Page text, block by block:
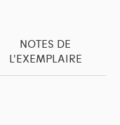
NOTES DE
L'EXEMPLAIRE